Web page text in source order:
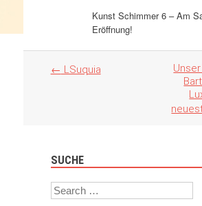
Kunst Schimmer 6 – Am
Eröffnung!
Artikel
← LSuquia
SUCHE
Search